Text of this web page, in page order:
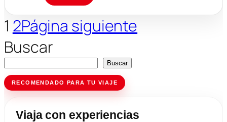
1 2Página siguiente
Buscar
Buscar
RECOMENDADO PARA TU VIAJE
Viaja con experiencias